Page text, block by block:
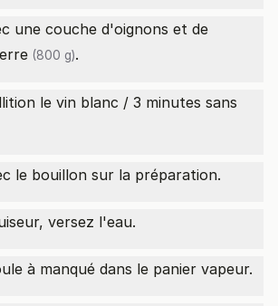
une couche d'oignons et de
(800 g).
le vin blanc / 3 minutes sans
le bouillon sur la préparation.
versez l'eau.
à manqué dans le panier vapeur.